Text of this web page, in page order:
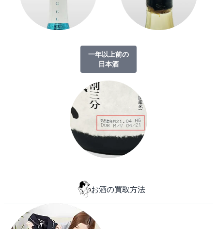
一年以上前の
日本酒
お酒の買取方法